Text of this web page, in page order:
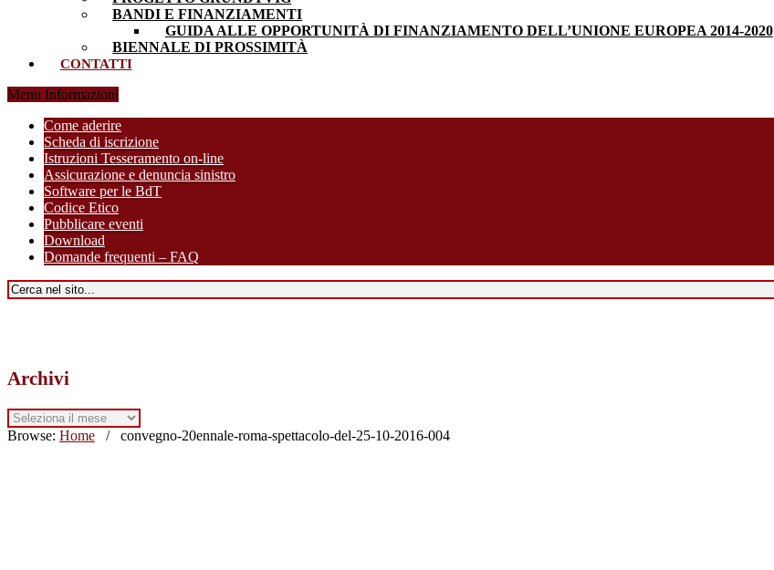
BANDI E FINANZIAMENTI
GUIDA ALLE OPPORTUNITÀ DI FINANZIAMENTO DELL’UNIONE EUROPEA 2014-2020
BIENNALE DI PROSSIMITÀ
CONTATTI
Menu Informazioni
Come aderire
Scheda di iscrizione
Istruzioni Tesseramento on-line
Assicurazione e denuncia sinistro
Software per le BdT
Codice Etico
Pubblicare eventi
Download
Domande frequenti – FAQ
Archivi
Archivi
Browse: Home / convegno-20ennale-roma-spettacolo-del-25-10-2016-004